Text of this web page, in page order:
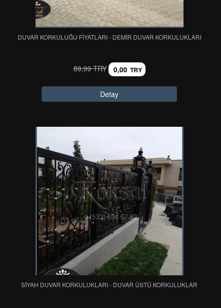
DUVAR KORKULUĞU FİYATLARI - DEMİR DUVAR KORKULUKLARI
89,99 TRY 0,00 TRY
Detay
SİYAH DUVAR KORKULUKLARI - DUVAR ÜSTÜ KORKULUKLAR